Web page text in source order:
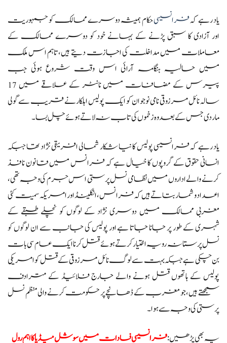
یاد رہے کہفرانسیسیحکام ہمیشہ دوسرے ممالک کو جمہوریت
اور آزادی کا سبق پڑنے کے بہانے خود کو دوسرے ممالک کے
معاملات میں مداخلت کی اجازت دیتے ہیں،تاہم اس ملک
میں حالیہ ہنگامہ آرائی اس وقت شروع ہوئی جب
پیرس کے مضافات میں نانٹر کے علاقے میں 17
سالہ نائل مرزوقی نامی نوجوان کو ایک پولیس اہلکار نے قریب سے گولی
مار دی جس کے بعد وہ زخموں کی تاب نہ لاتے ہوئے چل بسا۔
یاد رہے کہ فرانسیسی پولیس کا نیا شکار شمالی افریقی نژاد تھا جبکہ
انسانی حقوق کے گروپوں کا خیال ہے کہ فرانس میں قانون نافذ
کرنے والے اداروں میں نظامی نسل پرستی اس جرم کی وجہ تھی،
اعداد و شمار بتاتے ہیں کہ فرانس، انگلینڈ اور امریکہ سمیت کئی
مغربی ممالک میں دوسری نژاد کے لوگوں کو نچلے طبقے کے
شہری کے طور پر جانا جاتا ہے اور پولیس کی جانب سے ان لوگوں کو
نسل پرستانہ رویہ اختیار کرتے ہوئے قتل کرنا ایک عام سی بات
بن چکی ہے جبکہ بہت سے لوگ نائل مرزوقی کے قتل کو امریکی
پولیس کے ہاتھوں قتل ہونے والے جارج فلائیڈ کے مترادف
سمجھتے ہیں، جو مغرب کے ڈھانچے پر حکومت کرنے والی منظم نسل
پرستی کی وجہ سے ہوا۔
یہ بھی پڑھیں:فرانسیسی فسادات میں سوشل میڈیا کا اہم رول